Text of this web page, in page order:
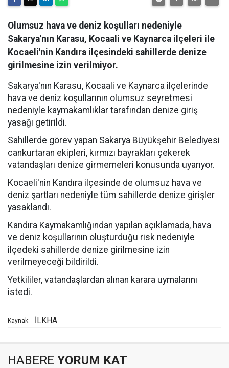
Olumsuz hava ve deniz koşulları nedeniyle
Sakarya'nın Karasu, Kocaali ve Kaynarca ilçeleri ile
Kocaeli'nin Kandıra ilçesindeki sahillerde denize
girilmesine izin verilmiyor.
Sakarya'nın Karasu, Kocaali ve Kaynarca ilçelerinde
hava ve deniz koşullarının olumsuz seyretmesi
nedeniyle kaymakamlıklar tarafından denize giriş
yasağı getirildi.
Sahillerde görev yapan Sakarya Büyükşehir Belediyesi
cankurtaran ekipleri, kırmızı bayrakları çekerek
vatandaşları denize girmemeleri konusunda uyarıyor.
Kocaeli'nin Kandıra ilçesinde de olumsuz hava ve
deniz şartları nedeniyle tüm sahillerde denize girişler
yasaklandı.
Kandıra Kaymakamlığından yapılan açıklamada, hava
ve deniz koşullarının oluşturduğu risk nedeniyle
ilçedeki sahillerde denize girilmesine izin
verilmeyeceği bildirildi.
Yetkililer, vatandaşlardan alınan karara uymalarını
istedi.
Kaynak: İLKHA
HABERE YORUM KAT